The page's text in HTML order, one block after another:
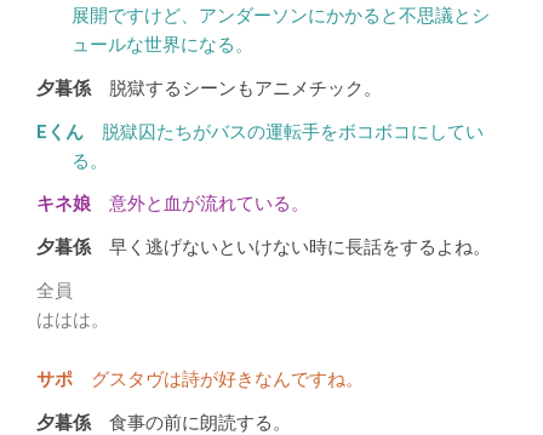
展開ですけど、アンダーソンにかかると不思議とシ
ュールな世界になる。
脱獄するシーンもアニメチック。
脱獄囚たちがバスの運転手をボコボコにしてい
る。
意外と血が流れている。
早く逃げないといけない時に長話をするよね。
全員
ははは。
グスタヴは詩が好きなんですね。
食事の前に朗読する。